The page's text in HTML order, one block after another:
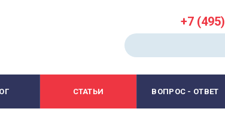
+7 (495)
СТАТЬИ ВОПРОС - ОТВЕТ